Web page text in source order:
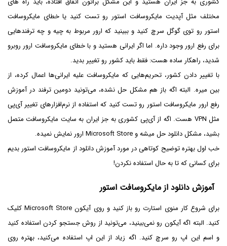
مختلف مثل آپدیت مایکروسافت استور رو تست کنید یا خطای مایکروسافت
استور رو توی گوگل سرچ کنید و ببینید که ارور مربوط به چیه و چه ترفندهایی
برای رفع ارور وجود داره. اما اگر ایرانی هستید و با خطای مایکروسافت ارور روبرو
شدید، راهکار ساده هست: فقط باید کشور رو تغییر بدید.
با تغییر دادن کشور، تحریم‌هایی که مایکروسافت علیه ایرانی‌ها اعمال کرده، از
بین میره. البته اگه باز هم مشکل حل نشده، می‌تونید دومین ترفند در آموزش
رفع ارور مایکروسافت استور رو تست کنید که استفاده از نرم‌افزارهای تغییر آی‌پی
مثل VPN هست. اگه از آی‌پی کشوری به جز ایران به سایت مایکروسافت متصل
بشید، مشکل دانلود حل میشه و Microsoft Store ارور نمایش نمیده.
خب اول بهتره توضیح کوتاهی در مورد آموزش دانلود از مایکروسافت استور بدیم
برای کسانی که تا به حال استفاده نکردن!
آموزش دانلود از مایکروسافت استور
برای شروع کار منوی استارت رو باز کنید و روی آیکون Microsoft Store کلیک
کنید. البته اگه آیکون رو نمی‌بینید، می‌تونید از روش جستجو کردن استفاده کنید
و اسم این اپ رو سرچ کنید. اگه زیاد از این اپ استفاده می‌کنید، بهتره روی